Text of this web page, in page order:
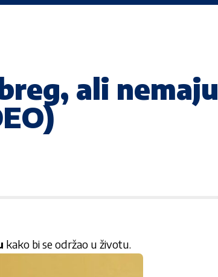
ali nemaju
kako bi se održao u životu.